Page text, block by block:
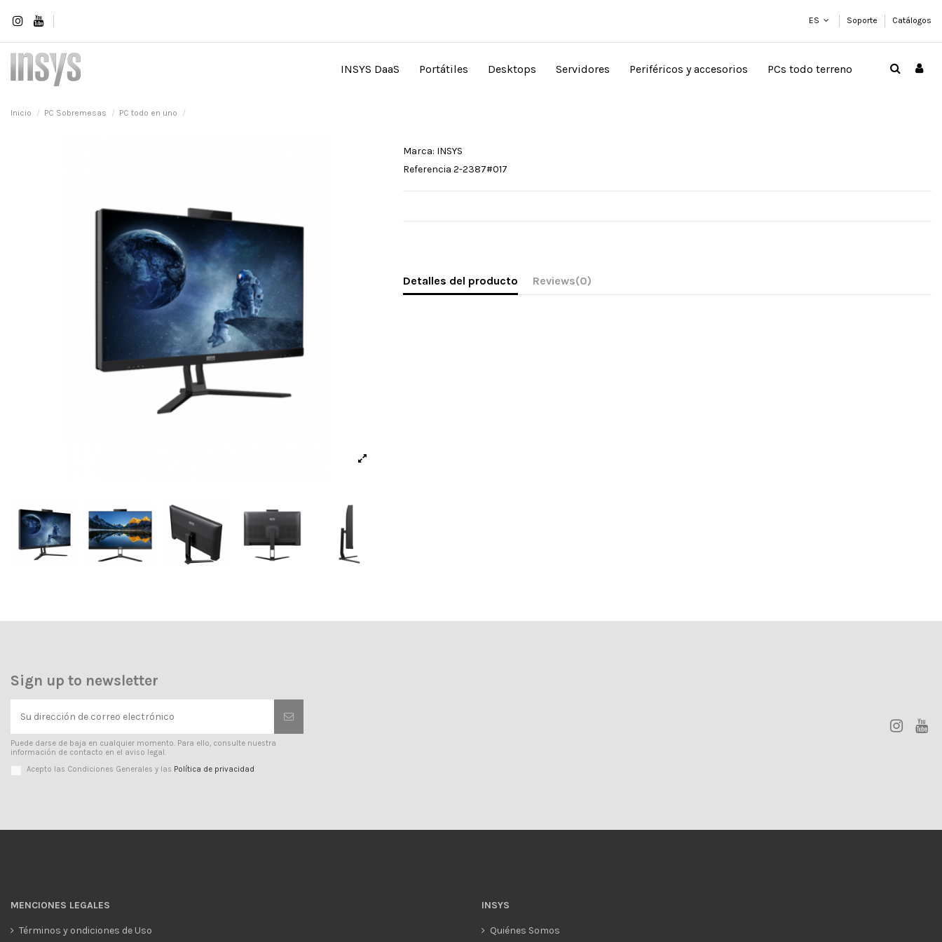
ES Soporte Catálogos
INSYS DaaS Portátiles Desktops Servidores Periféricos y accesorios PCs todo terreno
Inicio PC Sobremesas PC todo en uno
Marca: INSYS
Referencia 2-2387#017
Detalles del producto Reviews(0)
Sign up to newsletter
Puede darse de baja en cualquier momento. Para ello, consulte nuestra
información de contacto en el aviso legal.
Acepto las Condiciones Generales y las Política de privacidad
MENCIONES LEGALES
Términos y ondiciones de Uso
INSYS
Quiénes Somos